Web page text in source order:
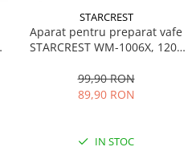
STARCREST
Aparat pentru preparat vafe
STARCREST WM-1006X, 1200
Indicator luminos, Negru-Inox
99,90 RON
89,90 RON
IN STOC